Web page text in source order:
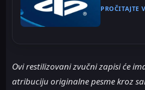
PROČITAJTE
Ovi restilizovani zvučni zapisi će
atribuciju originalne pesme kroz